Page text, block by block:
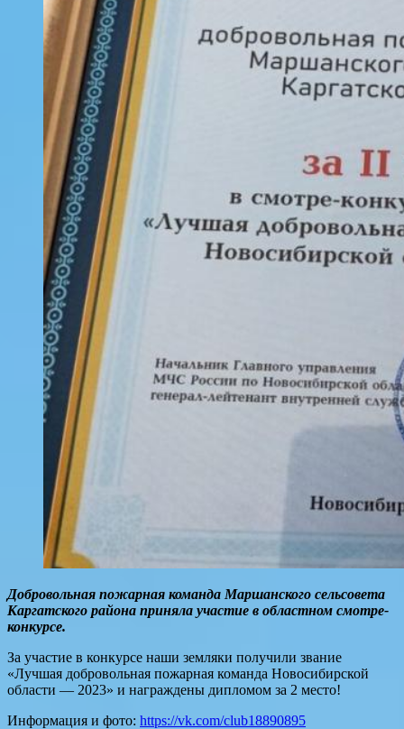
Добровольная пожарная команда Маршанского сельсовета
Каргатского района приняла участие в областном смотре-
конкурсе.
За участие в конкурсе наши земляки получили звание
«Лучшая добровольная пожарная команда Новосибирской
области — 2023» и награждены дипломом за 2 место!
Информация и фото: https://vk.com/club18890895